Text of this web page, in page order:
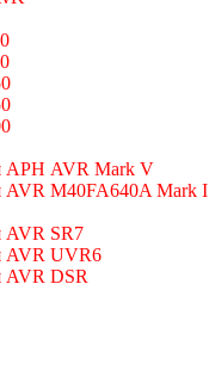
АРН AVR Mark V
AVR M40FA640A Mark I
AVR SR7
AVR UVR6
AVR DSR